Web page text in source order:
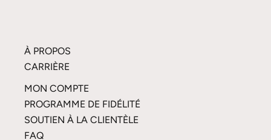
À PROPOS
CARRIÈRE
MON COMPTE
PROGRAMME DE FIDÉLITÉ
SOUTIEN À LA CLIENTÈLE
FAQ